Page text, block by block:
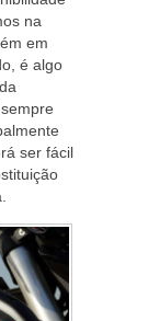
na
em
é algo
ser fácil